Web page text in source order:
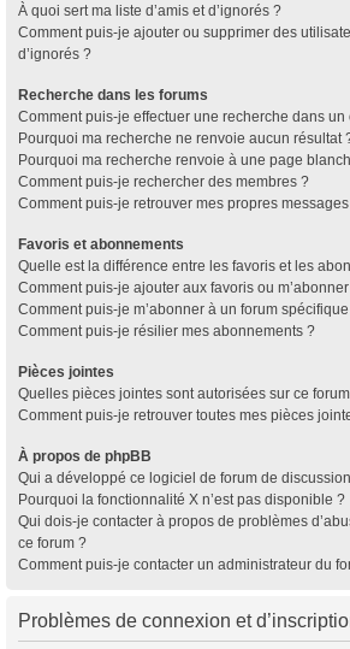
À quoi sert ma liste d’amis et d’ignorés ?
Comment puis-je ajouter ou supprimer des
d’ignorés ?
Recherche dans les forums
Comment puis-je effectuer une recherche dans un
Pourquoi ma recherche ne renvoie aucun résultat
Pourquoi ma recherche renvoie à une page
Comment puis-je rechercher des membres ?
Comment puis-je retrouver mes propres
Favoris et abonnements
Quelle est la différence entre les favoris et les
Comment puis-je ajouter aux favoris ou
Comment puis-je m’abonner à un forum
Comment puis-je résilier mes abonnements ?
Pièces jointes
Quelles pièces jointes sont autorisées sur ce
Comment puis-je retrouver toutes mes pièces
À propos de phpBB
Qui a développé ce logiciel de forum de
Pourquoi la fonctionnalité X n’est pas disponible ?
Qui dois-je contacter à propos de problèmes
ce forum ?
Comment puis-je contacter un administrateur du
Problèmes de connexion et